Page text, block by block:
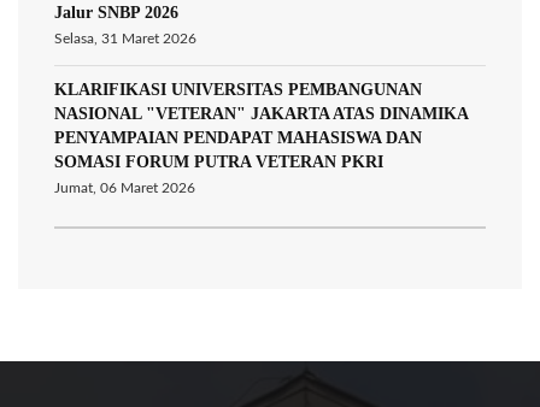
Jalur SNBP 2026
Selasa, 31 Maret 2026
KLARIFIKASI UNIVERSITAS PEMBANGUNAN
NASIONAL "VETERAN" JAKARTA ATAS DINAMIKA
PENYAMPAIAN PENDAPAT MAHASISWA DAN
SOMASI FORUM PUTRA VETERAN PKRI
Jumat, 06 Maret 2026